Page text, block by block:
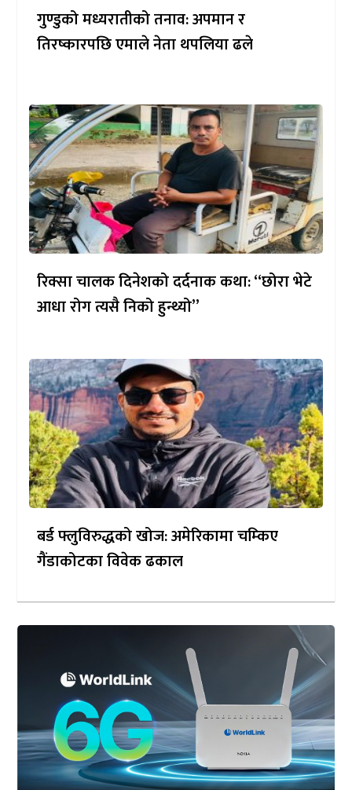
गुण्डुको मध्यरातीको तनाव: अपमान र
तिरष्कारपछि एमाले नेता थपलिया ढले
रिक्सा चालक दिनेशको दर्दनाक कथा: “छोरा भेटे
आधा रोग त्यसै निको हुन्थ्यो”
बर्ड फ्लुविरुद्धको खोज: अमेरिकामा चम्किए
गैंडाकोटका विवेक ढकाल